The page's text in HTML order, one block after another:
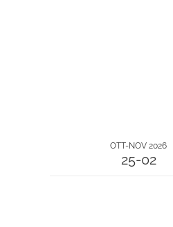
OTT-NOV 2026
25-02